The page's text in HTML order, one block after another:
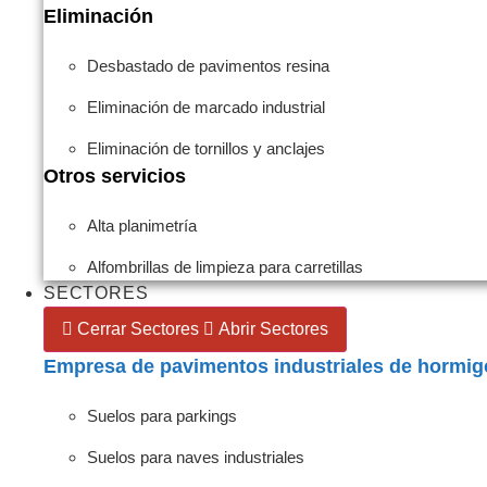
Eliminación
Desbastado de pavimentos resina
Eliminación de marcado industrial
Eliminación de tornillos y anclajes
Otros servicios
Alta planimetría
Alfombrillas de limpieza para carretillas
SECTORES
Cerrar Sectores
Abrir Sectores
Empresa de pavimentos industriales de
Suelos para parkings
Suelos para naves industriales